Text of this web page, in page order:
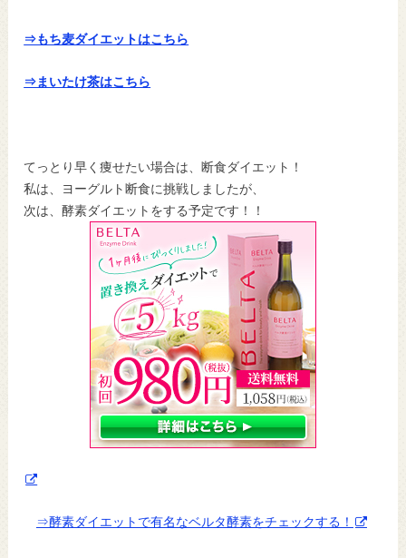
⇒もち麦ダイエットはこちら
⇒まいたけ茶はこちら
てっとり早く痩せたい場合は、断食ダイエット！
私は、ヨーグルト断食に挑戦しましたが、
次は、酵素ダイエットをする予定です！！
⇒酵素ダイエットで有名なベルタ酵素をチェックする！